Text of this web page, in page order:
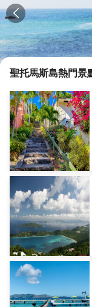
聖托馬斯島熱門景